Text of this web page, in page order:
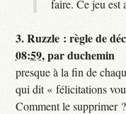
faire. Ce jeu est
3.Ruzzle : règle de
08:59,parduchemin
presque à la fin de
qui dit « félicitations
Comment le supprimer ?